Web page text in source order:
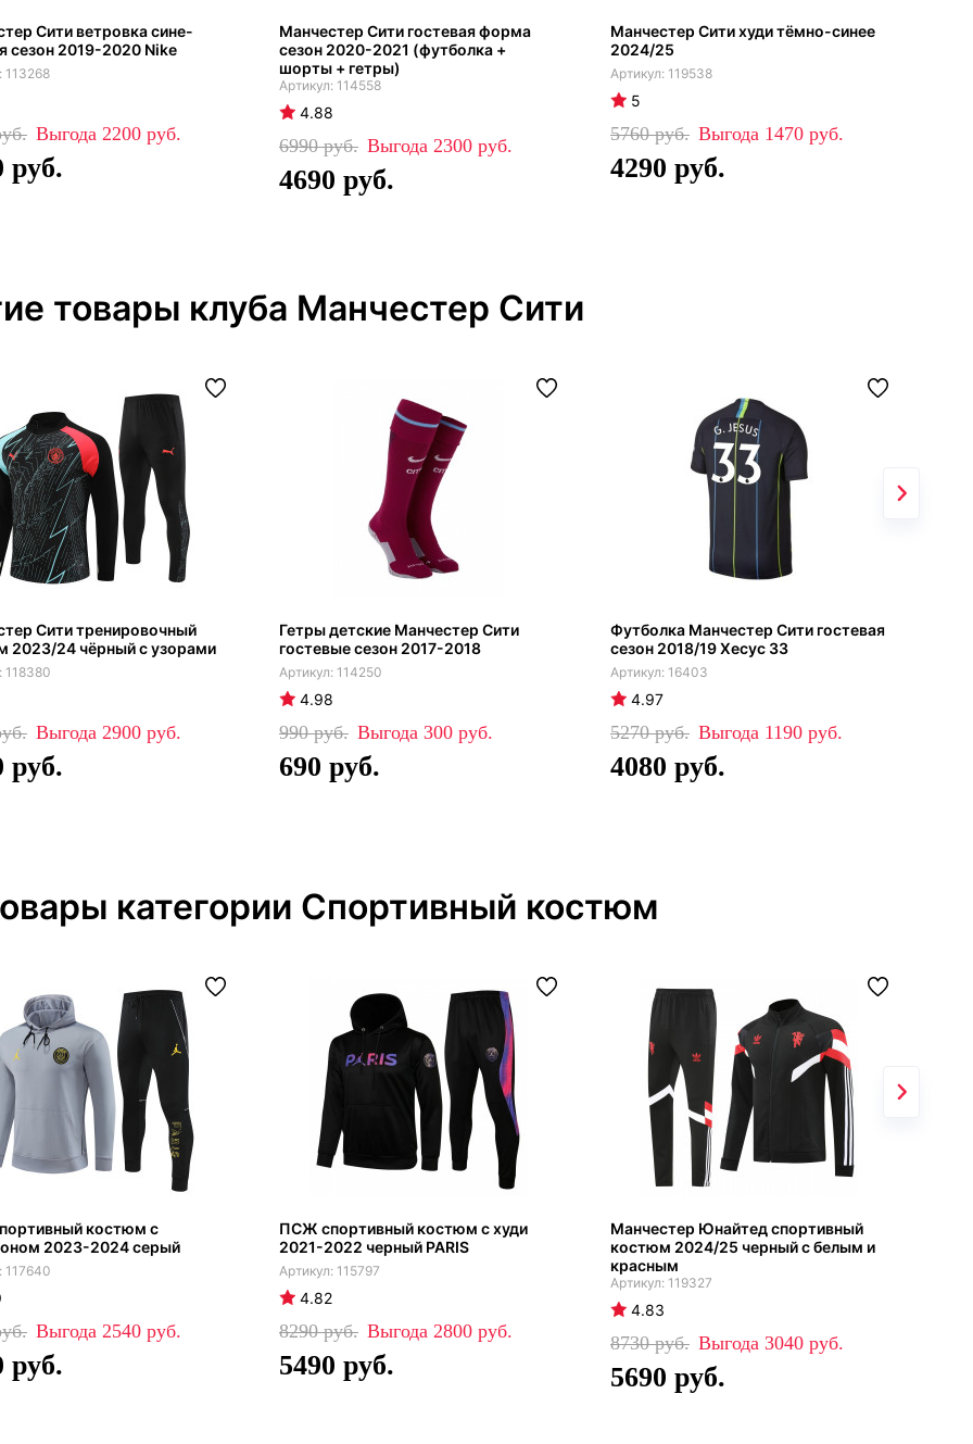
Сити ветровка сине-
сезон 2019-2020 Nike
113268
2200
Манчестер Сити гостевая форма
сезон 2020-2021 (футболка +
шорты + гетры)
114558
4.88
6990 2300
4690
Манчестер Сити худи тёмно-синее
2024/25
119538
5
5760 1470
4290
товары клуба Манчестер Сити
Сити тренировочный
2023/24 чёрный с узорами
118380
2900
Гетры детские Манчестер Сити
гостевые сезон 2017-2018
114250
4.98
990 300
690
Футболка Манчестер Сити гостевая
сезон 2018/19 Хесус 33
16403
4.97
5270 1190
4080
категории Спортивный костюм
костюм с
2023-2024 серый
117640
2540
ПСЖ спортивный костюм с худи
2021-2022 черный PARIS
115797
4.82
8290 2800
5490
Манчестер Юнайтед спортивный
костюм 2024/25 черный с белым и
красным
119327
4.83
8730 3040
5690